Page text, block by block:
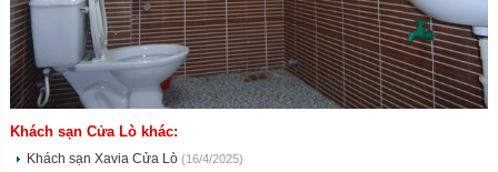
Khách sạn Cửa Lò khác:
Khách sạn Xavia Cửa Lò (16/4/2025)